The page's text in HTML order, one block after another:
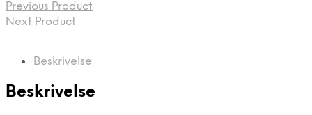
Previous Product
Next Product
Beskrivelse
Beskrivelse